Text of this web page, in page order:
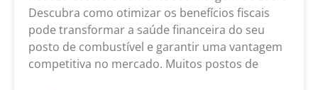
Descubra como otimizar os benefícios fiscais
pode transformar a saúde financeira do seu
posto de combustível e garantir uma vantagem
competitiva no mercado. Muitos postos de